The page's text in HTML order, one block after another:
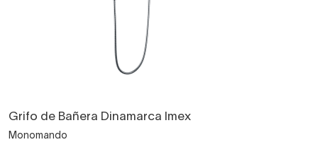
Grifo de Bañera Dinamarca Imex
Monomando